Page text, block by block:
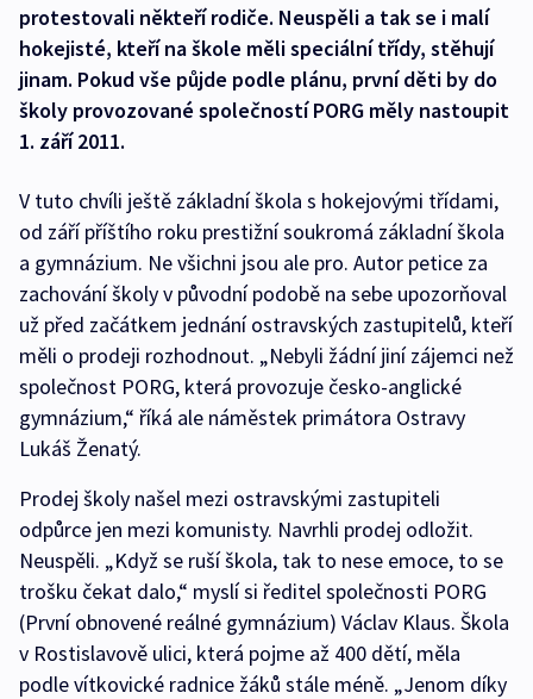
protestovali někteří rodiče. Neuspěli a tak se i malí
hokejisté, kteří na škole měli speciální třídy, stěhují
jinam. Pokud vše půjde podle plánu, první děti by do
školy provozované společností PORG měly nastoupit
1. září 2011.
V tuto chvíli ještě základní škola s hokejovými třídami,
od září příštího roku prestižní soukromá základní škola
a gymnázium. Ne všichni jsou ale pro. Autor petice za
zachování školy v původní podobě na sebe upozorňoval
už před začátkem jednání ostravských zastupitelů, kteří
měli o prodeji rozhodnout. „Nebyli žádní jiní zájemci než
společnost PORG, která provozuje česko-anglické
gymnázium,“ říká ale náměstek primátora Ostravy
Lukáš Ženatý.
Prodej školy našel mezi ostravskými zastupiteli
odpůrce jen mezi komunisty. Navrhli prodej odložit.
Neuspěli. „Když se ruší škola, tak to nese emoce, to se
trošku čekat dalo,“ myslí si ředitel společnosti PORG
(První obnovené reálné gymnázium) Václav Klaus. Škola
v Rostislavově ulici, která pojme až 400 dětí, měla
podle vítkovické radnice žáků stále méně. „Jenom díky